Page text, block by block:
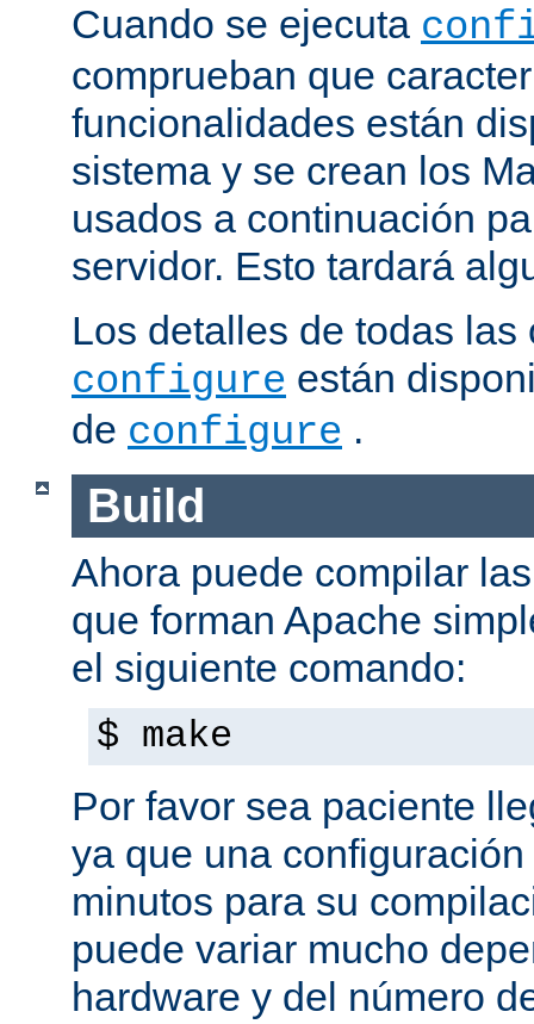
Cuando se ejecuta
comprueban que
funcionalidades están
sistema y se crean los
usados a continuación
servidor. Esto tardará
Los detalles de todas las
configure están
de configure .
Build
Ahora puede compilar
que forman Apache
el siguiente comando:
$ make
Por favor sea paciente
ya que una
minutos para su
puede variar mucho
hardware y del número